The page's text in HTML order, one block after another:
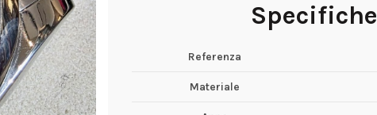
Specifiche
Referenza
Materiale